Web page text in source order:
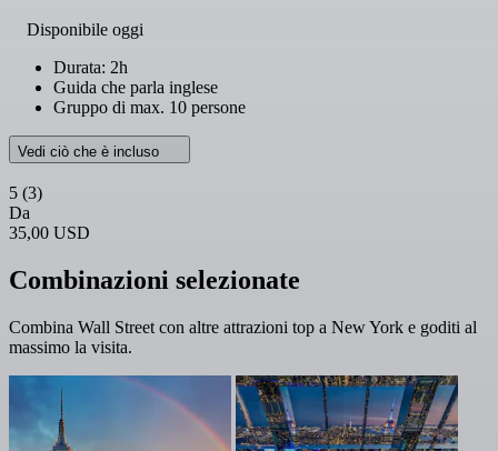
Disponibile oggi
Durata: 2h
Guida che parla inglese
Gruppo di max. 10 persone
Vedi ciò che è incluso
5 (3)
Da
35,00 USD
Combinazioni selezionate
Combina Wall Street con altre attrazioni top a New York e goditi al
massimo la visita.